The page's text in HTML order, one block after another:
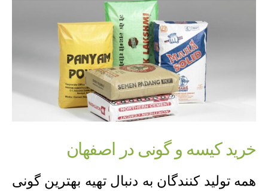
خرید کیسه و گونی در اصفهان
همه تولید کنندگان به دنبال تهیه بهترین گونی